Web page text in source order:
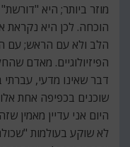
מוזר ביותר; היא
הוכחה. לכן היא נקראת
הלב ולא עם הראש; עם
הפיזיולוגיים. מאדם
דבר שאינו מדעי,
שוכנים בכפיפה אחת
היום אני עדיין מאמין
לא שוקע בעולמות